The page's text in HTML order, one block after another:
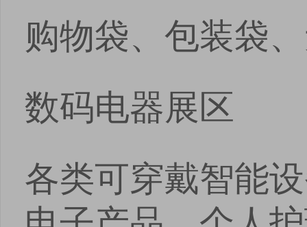
购物袋、包装袋
数码电器展区
各类可穿戴智能